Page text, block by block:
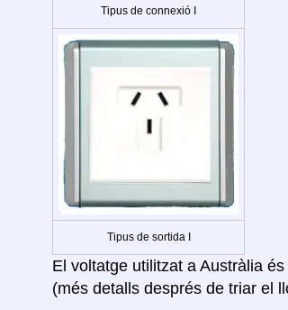
Tipus de connexió I
Tipus de sortida I
El voltatge utilitzat a Austràlia
(més detalls després de triar el